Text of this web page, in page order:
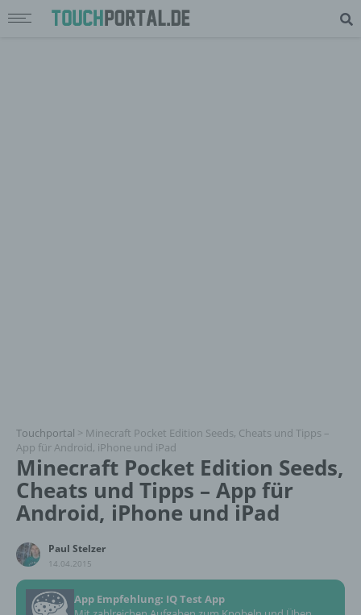
Touchportal > Minecraft Pocket Edition Seeds, Cheats und Tipps –
App für Android, iPhone und iPad
Minecraft Pocket Edition Seeds,
Cheats und Tipps – App für
Android, iPhone und iPad
Paul Stelzer
14.04.2015
App Empfehlung: IQ Test App